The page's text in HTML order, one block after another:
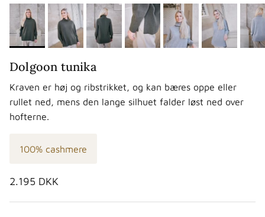
Dolgoon tunika
Kraven er høj og ribstrikket, og kan bæres oppe eller
rullet ned, mens den lange silhuet falder løst ned over
hofterne.
100% cashmere
Normalpris
2.195 DKK